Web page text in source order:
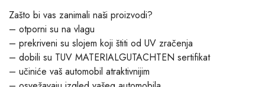
Zašto bi vas zanimali naši proizvodi?
– otporni su na vlagu
– prekriveni su slojem koji štiti od UV zračenja
– dobili su TUV MATERIALGUTACHTEN sertifikat
– učiniće vaš automobil atraktivnijim